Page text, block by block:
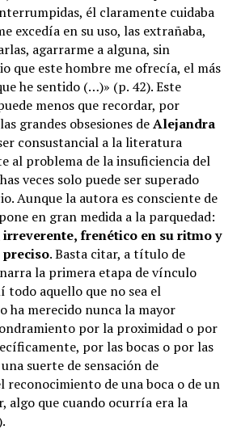
él claramente cuidaba
excedía en su uso, las extrañaba,
agarrarme a alguna, sin
que este hombre me ofrecía, el más
he sentido (…)» (p. 42). Este
menos que recordar, por
grandes obsesiones deAlejandra
consustancial a la literatura
al problema de la insuficiencia del
veces solo puede ser superado
Aunque la autora es consciente de
en gran medida a la parquedad:
irreverente, frenético en su ritmo y
. Basta citar, a título de
la primera etapa de vínculo
todo aquello que no sea el
ha merecido nunca la mayor
por la proximidad o por
por las bocas o por las
suerte de sensación de
reconocimiento de una boca o de un
algo que cuando ocurría era la